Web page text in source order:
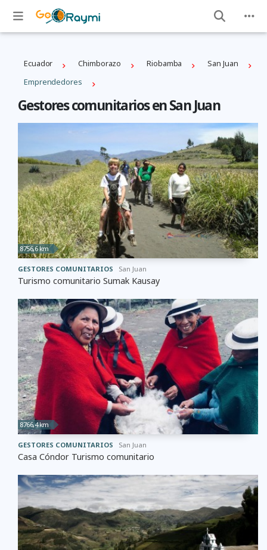
Ecuador Chimborazo Riobamba
San Juan
Emprendedores
Gestores comunitarios en San Juan
8756,6 km
GESTORES COMUNITARIOS San Juan
Turismo comunitario Sumak Kausay
8766,4 km
GESTORES COMUNITARIOS San Juan
Casa Cóndor Turismo comunitario